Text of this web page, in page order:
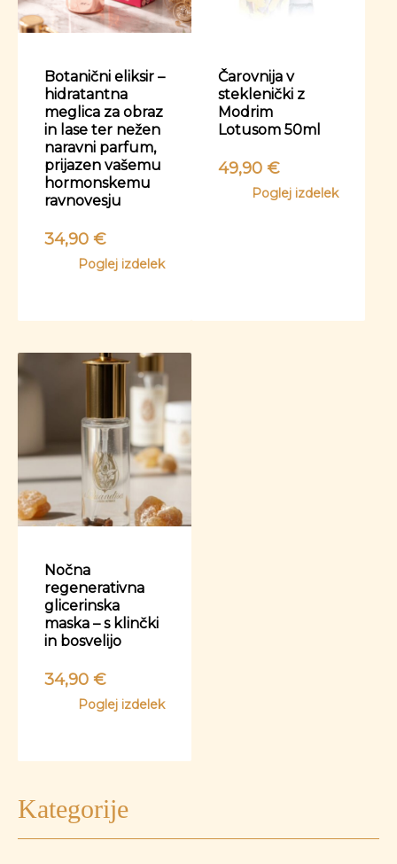
Kategorije
Botanični eliksir –
hidratantna
meglica za obraz
in lase ter nežen
naravni parfum,
prijazen vašemu
hormonskemu
ravnovesju
34,90 €
Poglej izdelek
Čarovnija v
steklenički z
Modrim
Lotusom 50ml
49,90€
Poglej izdelek
Nočna
regenerativna
glicerinska
maska – s klinčki
in bosvelijo
34,90 €
Poglej izdelek